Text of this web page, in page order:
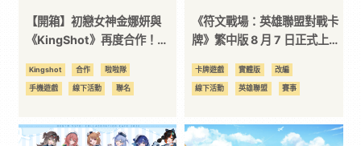
次
元
【開箱】初戀女神金娜妍與
《KingShot》再度合作！攜
燒烤節」活動
Kingshot 合作 啦啦隊
手機遊戲 線下活動 聯名
《符文戰場：英雄聯盟對戰卡
牌》繁中版 8 月 7 日正式上
資訊公開
卡牌遊戲 實體版 改編
線下活動 英雄聯盟 賽事